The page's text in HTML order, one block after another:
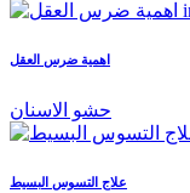
اهمية ضرس العقل
حشو الاسنان
علاج التسوس البسيط